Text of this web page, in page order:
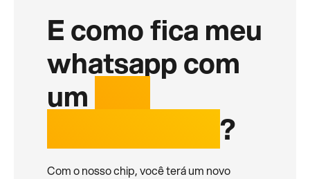
E como fica meu
whatsapp com
um
?
Com o nosso chip, você terá um novo